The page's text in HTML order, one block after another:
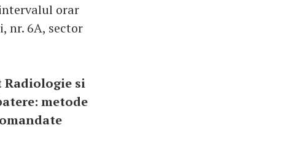
orar
nr. 6A, sector
Radiologie si
metode